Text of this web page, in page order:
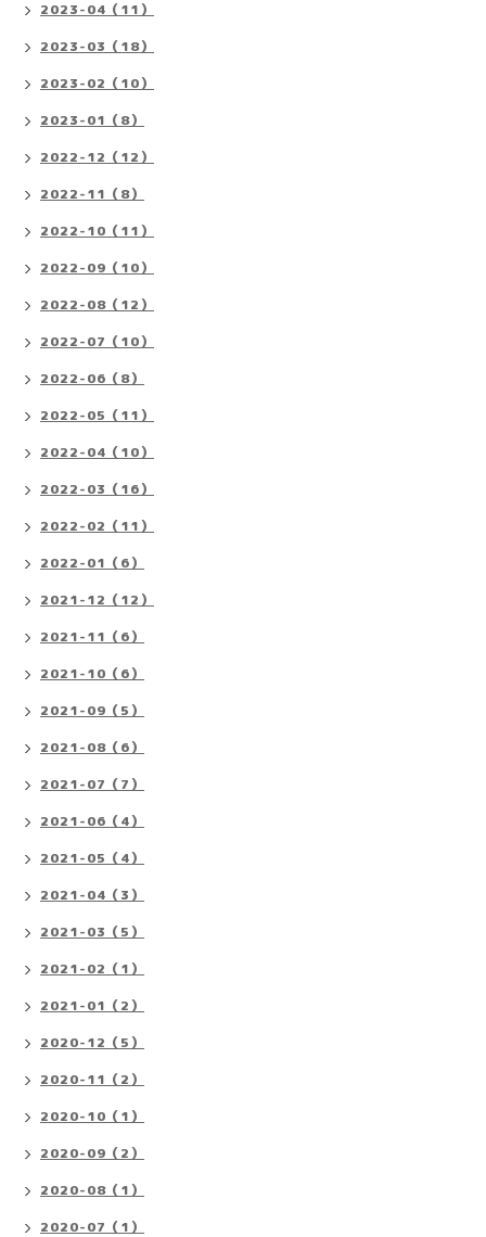
2023-04（11）
2023-03（18）
2023-02（10）
2023-01（8）
2022-12（12）
2022-11（8）
2022-10（11）
2022-09（10）
2022-08（12）
2022-07（10）
2022-06（8）
2022-05（11）
2022-04（10）
2022-03（16）
2022-02（11）
2022-01（6）
2021-12（12）
2021-11（6）
2021-10（6）
2021-09（5）
2021-08（6）
2021-07（7）
2021-06（4）
2021-05（4）
2021-04（3）
2021-03（5）
2021-02（1）
2021-01（2）
2020-12（5）
2020-11（2）
2020-10（1）
2020-09（2）
2020-08（1）
2020-07（1）